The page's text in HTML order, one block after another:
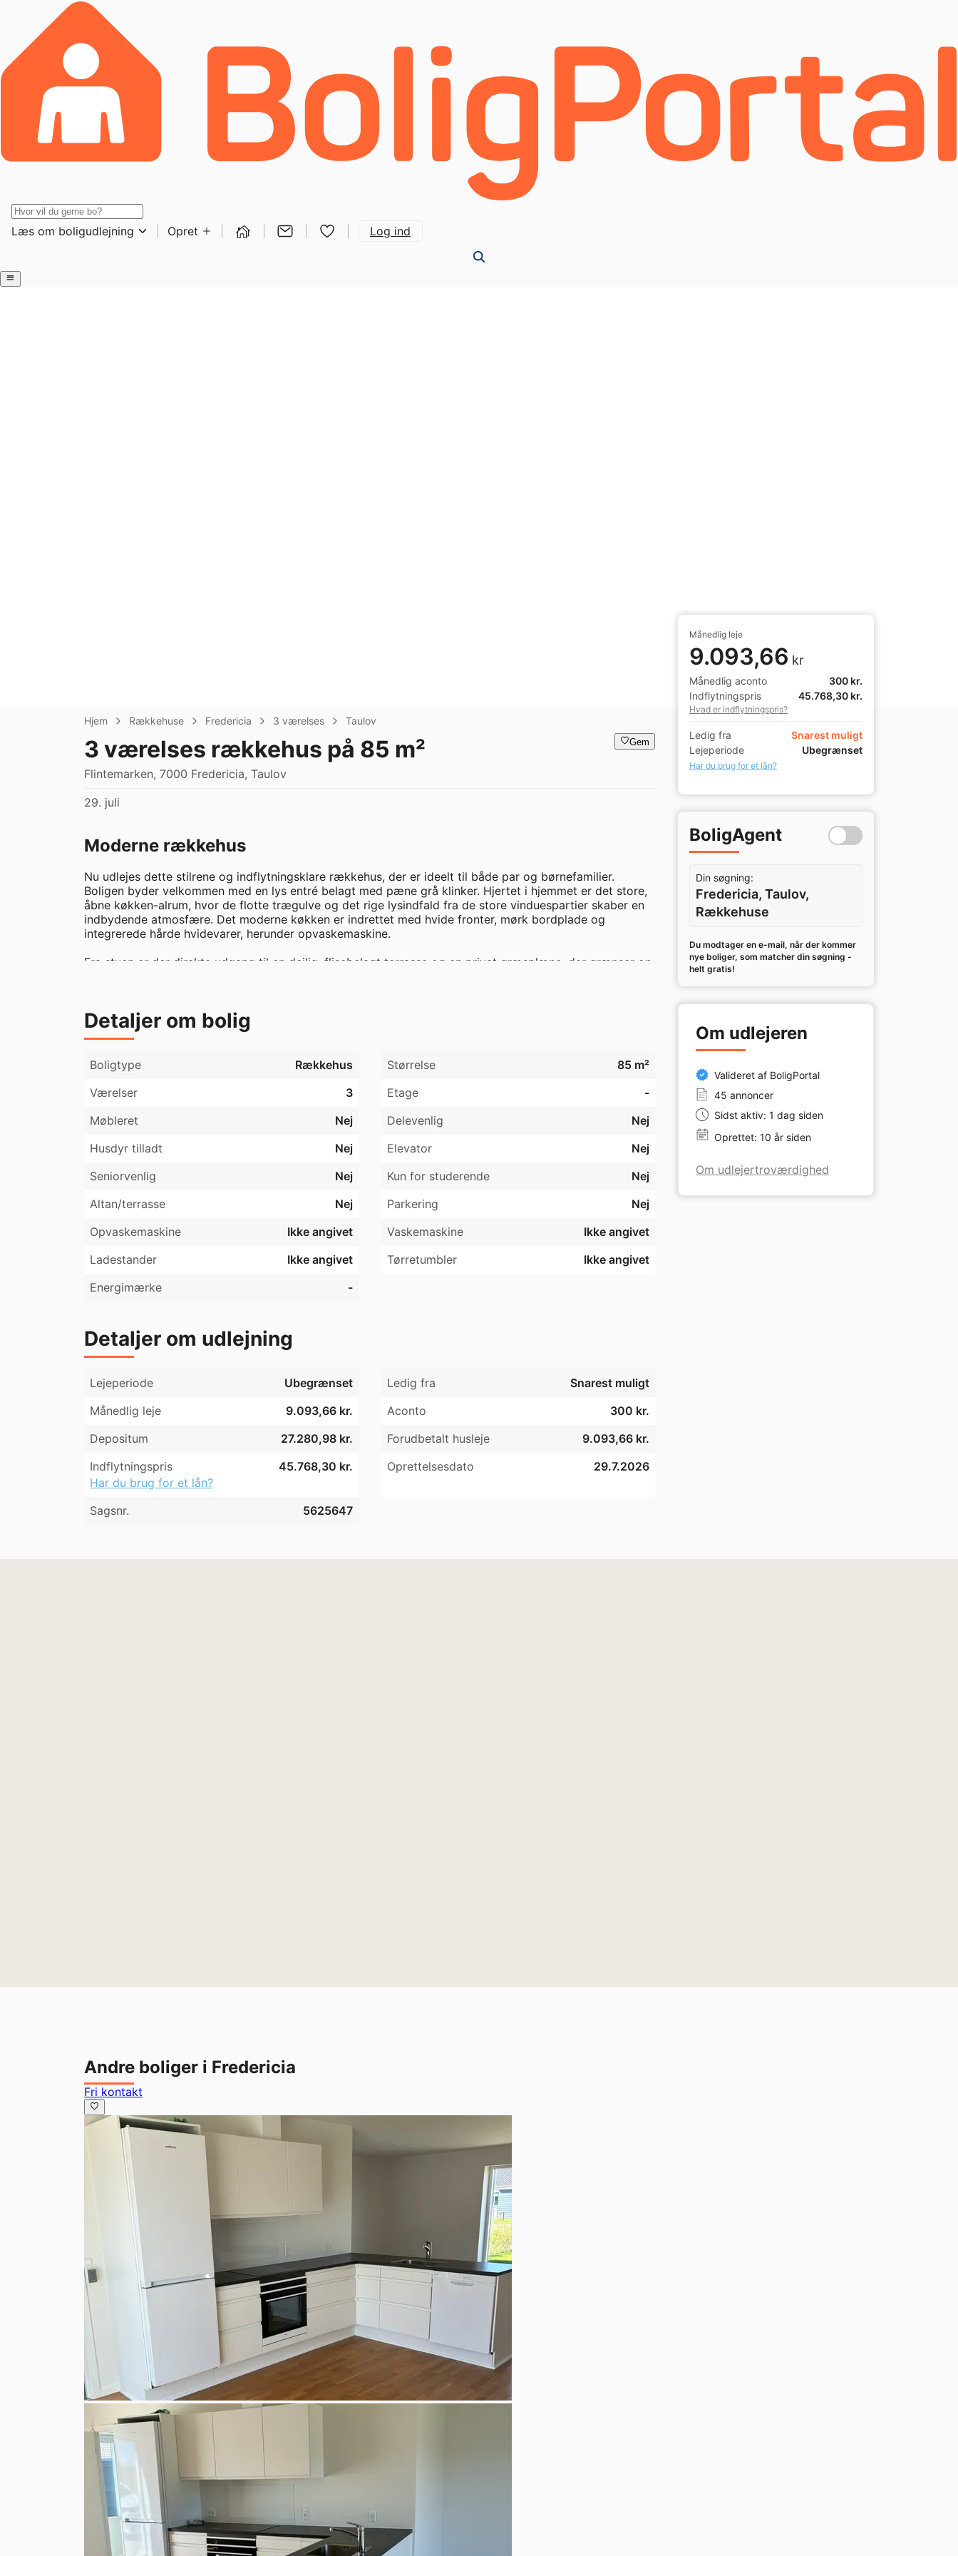
Læs om boligudlejning Opret Log ind
Hjem Rækkehuse Fredericia 3 værelses Taulov
3 værelses rækkehus på 85 m²
Flintemarken, 7000 Fredericia, Taulov
Gem
29. juli
Moderne rækkehus
Nu udlejes dette stilrene og indflytningsklare rækkehus, der er ideelt til både par og børnefamilier.
Boligen byder velkommen med en lys entré belagt med pæne grå klinker. Hjertet i hjemmet er det store,
åbne køkken-alrum, hvor de flotte trægulve og det rige lysindfald fra de store vinduespartier skaber en
indbydende atmosfære. Det moderne køkken er indrettet med hvide fronter, mørk bordplade og
integrerede hårde hvidevarer, herunder opvaskemaskine.
Fra stuen er der direkte udgang til en dejlig, flisebelagt terrasse og en privat græsplæne, der grænser op
Boligen er beliggende i et roligt kvarter med nem adgang til Taulovs faciliteter og motorvejsnettet,
hvilket gør hverdagen både nem og bekvem.
Detaljer om bolig
Boligtype Rækkehus Størrelse
85 m²
Værelser
3 Etage
-
Møbleret
Nej Delevenlig
Nej
Husdyr tilladt
Nej Elevator
Nej
Seniorvenlig
Nej Kun for studerende
Nej
Altan/terrasse
Nej Parkering
Nej
Opvaskemaskine
Ikke angivet Vaskemaskine
Ikke angivet
Ladestander
Ikke angivet Tørretumbler
Ikke angivet
Energimærke
-
Detaljer om udlejning
Lejeperiode Ubegrænset Ledig fra
Snarest muligt
Månedlig leje
9.093,66 kr. Aconto
300 kr.
Depositum
27.280,98 kr. Forudbetalt husleje
9.093,66 kr.
Indflytningspris
45.768,30 kr.
Har du brug for et lån?
Oprettelsesdato 29.7.2026
Sagsnr. 5625647
Månedlig leje
9.093,66 kr
Månedlig aconto
300 kr.
Indflytningspris
45.768,30 kr.
Hvad er indflytningspris?
Ledig fra
Snarest muligt
Lejeperiode
Ubegrænset
Har du brug for et lån?
BoligAgent
Din søgning:
Fredericia, Taulov,
Rækkehuse
Du modtager en e-mail, når der kommer
nye boliger, som matcher din søgning -
helt gratis!
Om udlejeren
Valideret af BoligPortal
45 annoncer
Sidst aktiv: 1 dag siden
Oprettet: 10 år siden
Om udlejertroværdighed
Andre boliger i Fredericia
Fri kontakt